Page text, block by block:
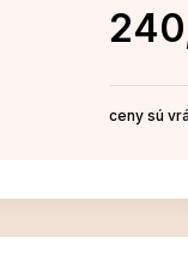
ceny sú